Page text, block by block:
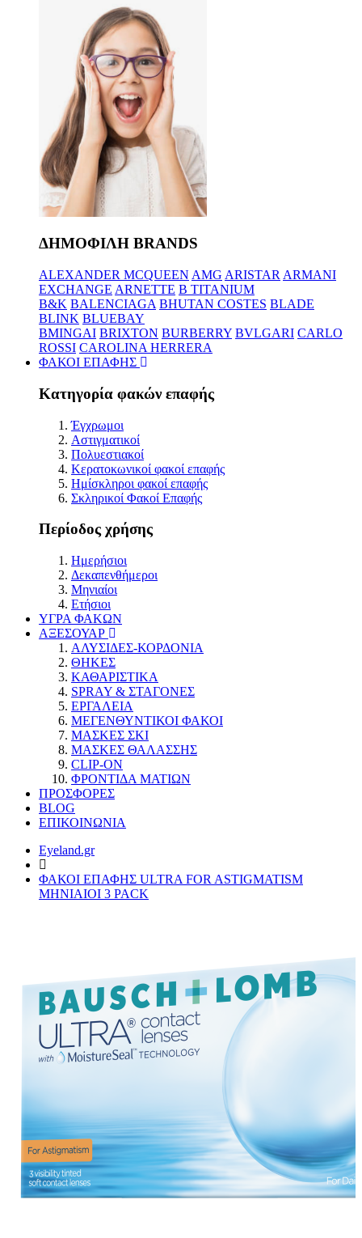
ΔΗΜΟΦΙΛΗ BRANDS
ALEXANDER MCQUEEN AMG ARISTAR ARMANI
EXCHANGE ARNETTE B TITANIUM
B&K BALENCIAGA BHUTAN COSTES BLADE
BLINK BLUEBAY
BMINGAI BRIXTON BURBERRY BVLGARI CARLO
ROSSI CAROLINA HERRERA
ΦΑΚΟΙ ΕΠΑΦΗΣ
Κατηγορία φακών επαφής
Έγχρωμοι
Αστιγματικοί
Πολυεστιακοί
Κερατοκωνικοί φακοί επαφής
Ημίσκληροι φακοί επαφής
Σκληρικοί Φακοί Επαφής
Περίοδος χρήσης
Ημερήσιοι
Δεκαπενθήμεροι
Μηνιαίοι
Ετήσιοι
ΥΓΡΑ ΦΑΚΩΝ
ΑΞΕΣΟΥΑΡ
ΑΛΥΣΙΔΕΣ-ΚΟΡΔΟΝΙΑ
ΘΗΚΕΣ
ΚΑΘΑΡΙΣΤΙΚΑ
SPRAY & ΣΤΑΓΟΝΕΣ
ΕΡΓΑΛΕΙΑ
ΜΕΓΕΝΘΥΝΤΙΚΟΙ ΦΑΚΟΙ
ΜΑΣΚΕΣ ΣΚΙ
ΜΑΣΚΕΣ ΘΑΛΑΣΣΗΣ
CLIP-ON
ΦΡΟΝΤΙΔΑ ΜΑΤΙΩΝ
ΠΡΟΣΦΟΡΕΣ
BLOG
ΕΠΙΚΟΙΝΩΝΙΑ
Eyeland.gr
ΦΑΚΟΙ ΕΠΑΦΗΣ ULTRA FOR ASTIGMATISM
MHNIAIOI 3 PACK